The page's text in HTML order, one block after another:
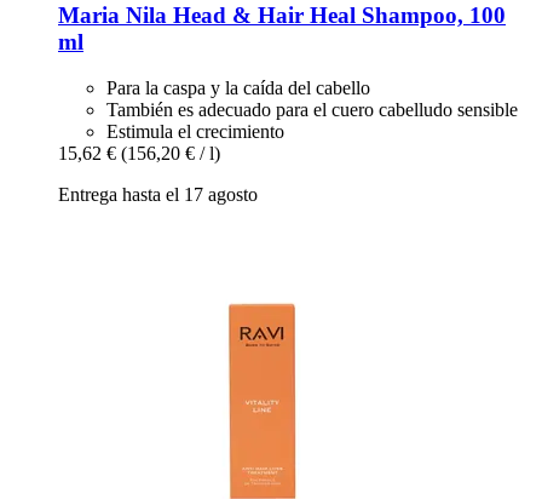
Maria Nila Head & Hair Heal Shampoo, 100
ml
Para la caspa y la caída del cabello
También es adecuado para el cuero cabelludo sensible
Estimula el crecimiento
15,62 € (156,20 € / l)
Entrega hasta el 17 agosto